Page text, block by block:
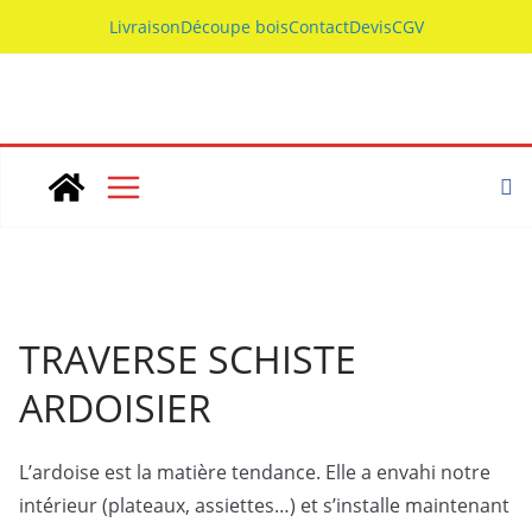
to
LivraisonDécoupe boisContactDevisCGV
TRAVERSE SCHISTE
ARDOISIER
L’ardoise est la matière tendance. Elle a envahi notre
intérieur (plateaux, assiettes…) et s’installe maintenant